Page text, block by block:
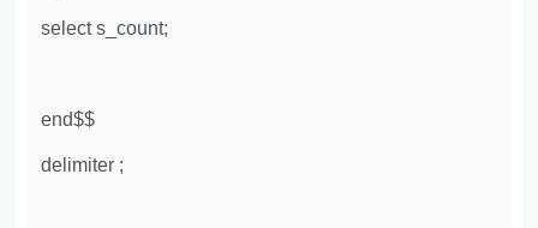
select s_count;
end$$
delimiter ;